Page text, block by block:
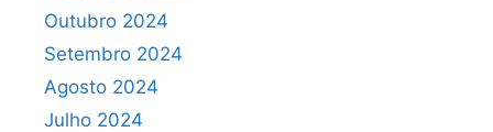
Outubro 2024
Setembro 2024
Agosto 2024
Julho 2024